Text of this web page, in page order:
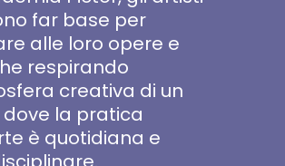
far base per
alle loro opere e
respirando
creativa di un
dove la pratica
è quotidiana e